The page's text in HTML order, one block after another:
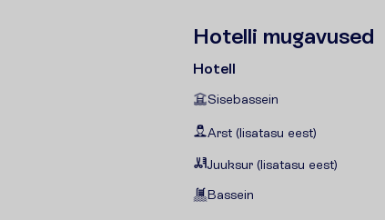
Hotelli mugavused
Hotell
Sisebassein
Arst (lisatasu eest)
Juuksur (lisatasu eest)
Bassein